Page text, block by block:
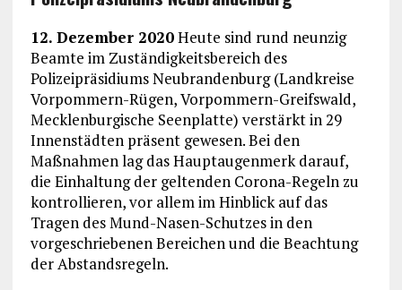
12. Dezember 2020Heute sind rund neunzig
Beamte im Zuständigkeitsbereich des
Polizeipräsidiums Neubrandenburg (Landkreise
Vorpommern-Rügen, Vorpommern-Greifswald,
Mecklenburgische Seenplatte) verstärkt in 29
Innenstädten präsent gewesen. Bei den
Maßnahmen lag das Hauptaugenmerk darauf,
die Einhaltung der geltenden Corona-Regeln zu
kontrollieren, vor allem im Hinblick auf das
Tragen des Mund-Nasen-Schutzes in den
vorgeschriebenen Bereichen und die Beachtung
der Abstandsregeln.